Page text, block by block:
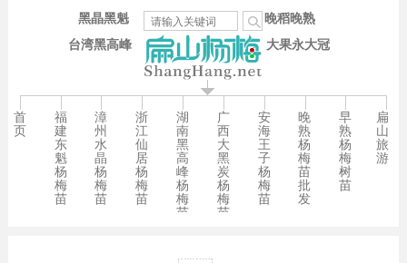
台湾黑高峰
晚稻晚熟
大果永大冠
黑晶黑魁
首
页
福
建
东
魁
杨
梅
苗
漳
州
水
晶
杨
梅
苗
浙
江
仙
居
杨
梅
苗
湖
南
黑
高
峰
杨
梅
苗
广
西
大
黑
炭
杨
梅
苗
安
海
王
子
杨
梅
苗
晚
熟
杨
梅
苗
批
发
早
熟
杨
梅
树
苗
扁
山
旅
游